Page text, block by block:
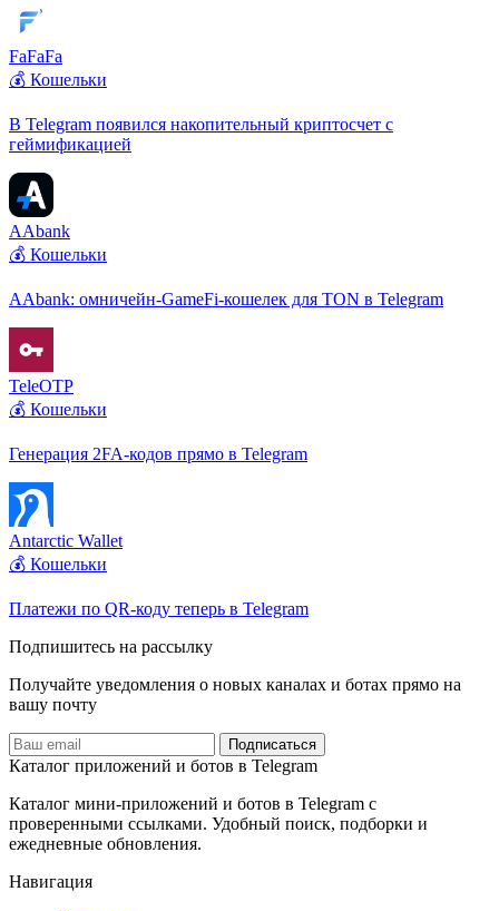
FaFaFa
💰 Кошельки
В Telegram появился накопительный криптосчет с
геймификацией
AAbank
💰 Кошельки
AAbank: омничейн-GameFi-кошелек для TON в Telegram
TeleOTP
💰 Кошельки
Генерация 2FA-кодов прямо в Telegram
Antarctic Wallet
💰 Кошельки
Платежи по QR-коду теперь в Telegram
Подпишитесь на рассылку
Получайте уведомления о новых каналах и ботаx прямо на
вашу почту
Подписаться
Каталог приложений и ботов в Telegram
Каталог мини-приложений и ботов в Telegram с
проверенными ссылками. Удобный поиск, подборки и
ежедневные обновления.
Навигация